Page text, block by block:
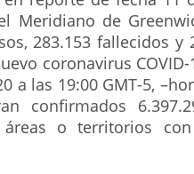
Meridiano de
283.153 fallecidos y
coronavirus
a las 19:00 GMT-5,
confirmados
o territorios